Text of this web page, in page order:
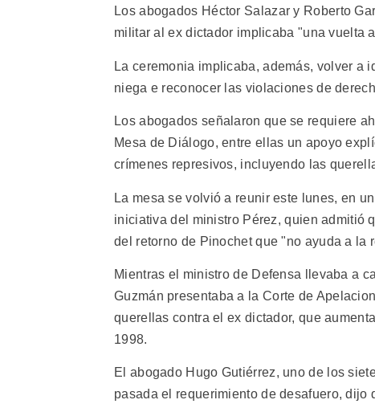
Los abogados Héctor Salazar y Roberto
militar al ex dictador implicaba "una vuelta
La ceremonia implicaba, además, volver a
niega e reconocer las violaciones de
Los abogados señalaron que se requiere
Mesa de Diálogo, entre ellas un apoyo
crímenes represivos, incluyendo las
La mesa se volvió a reunir este lunes, en
iniciativa del ministro Pérez, quien admitió
del retorno de Pinochet que "no ayuda a la
Mientras el ministro de Defensa llevaba a
Guzmán presentaba a la Corte de
querellas contra el ex dictador, que
1998.
El abogado Hugo Gutiérrez, uno de los
pasada el requerimiento de desafuero, dijo